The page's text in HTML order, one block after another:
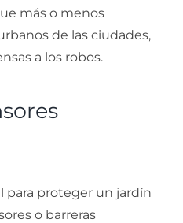
más o menos
de las ciudades,
a los robos.
para proteger un jardín
o barreras